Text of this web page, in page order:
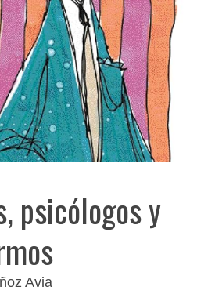
psicólogos y
Avia